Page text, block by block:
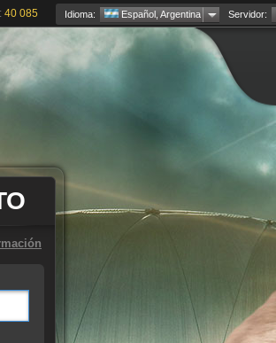
40 085 Idioma: Español, Argentina Servidor: